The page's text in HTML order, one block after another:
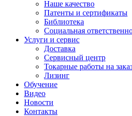
Наше качество
Патенты и сертификаты
Библиотека
Социальная
Услуги и сервис
Доставка
Сервисный центр
Токарные работы на
Лизинг
Обучение
Видео
Новости
Контакты